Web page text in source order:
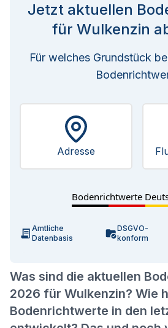
Was sind die aktuellen
2026 für Wulkenzin? Wie
Bodenrichtwerte in den
Jetzt aktuellen
für Wulkenzin
Für welches Grundstück
Adresse
Bodenrichtwerte
Amtliche
Datenbasis
DSGVO-
konform